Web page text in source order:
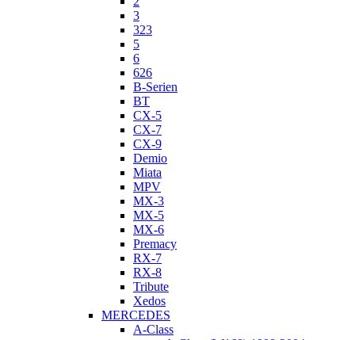
3
323
5
6
626
B-Serien
BT
CX-5
CX-7
CX-9
Demio
Miata
MPV
MX-3
MX-5
MX-6
Premacy
RX-7
RX-8
Tribute
Xedos
MERCEDES
A-Class